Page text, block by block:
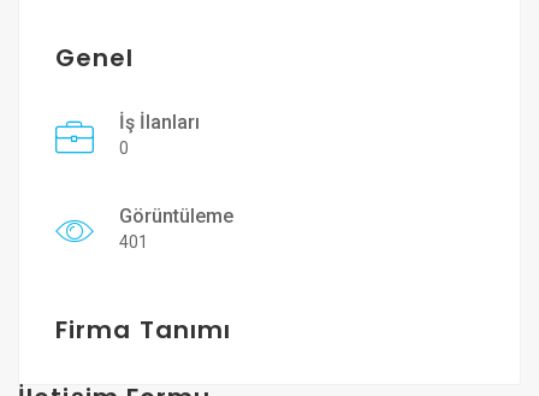
Genel
İş İlanları
0
Görüntüleme
401
Firma Tanımı